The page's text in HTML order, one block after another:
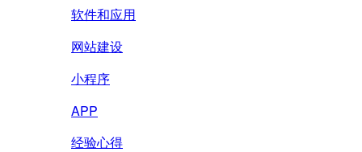
软件和应用
网站建设
小程序
APP
经验心得